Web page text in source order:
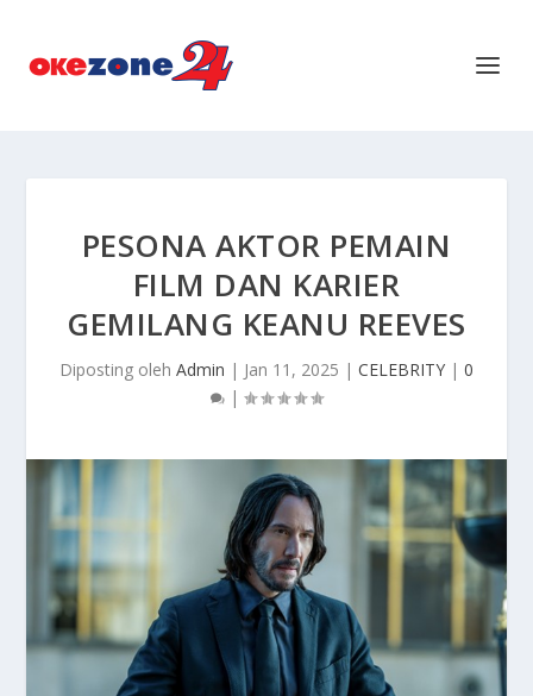
PESONA AKTOR PEMAIN
FILM DAN KARIER
GEMILANG KEANU REEVES
Diposting oleh Admin | Jan 11, 2025 | CELEBRITY | 0
|